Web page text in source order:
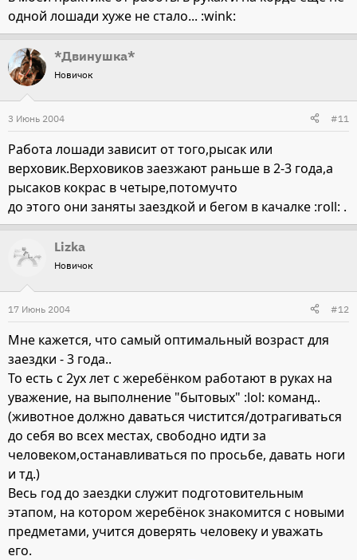
одной лошади хуже не стало... :wink:
*Двинушка*
Новичок
3 Июнь 2004 #11
Работа лошади зависит от того,рысак или
верховик.Верховиков заезжают раньше в 2-3 года,а
рысаков кокрас в четыре,потомучто
до этого они заняты заездкой и бегом в качалке :roll: .
Lizka
Новичок
17 Июнь 2004 #12
Мне кажется, что самый оптимальный возраст для
заездки - 3 года..
То есть с 2ух лет с жеребёнком работают в руках на
уважение, на выполнение "бытовых" :lol: команд..
(животное должно даваться чистится/дотрагиваться
до себя во всех местах, свободно идти за
человеком,останавливаться по просьбе, давать ноги
и тд.)
Весь год до заездки служит подготовительным
этапом, на котором жеребёнок знакомится с новыми
предметами, учится доверять человеку и уважать
его.